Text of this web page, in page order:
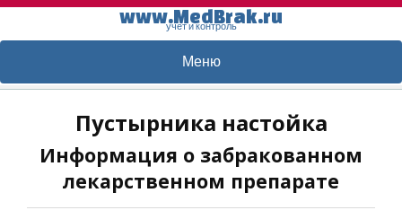
www.MedBrak.ru
учет и контроль
Меню
Пустырника настойка
Информация о забракованном
лекарственном препарате